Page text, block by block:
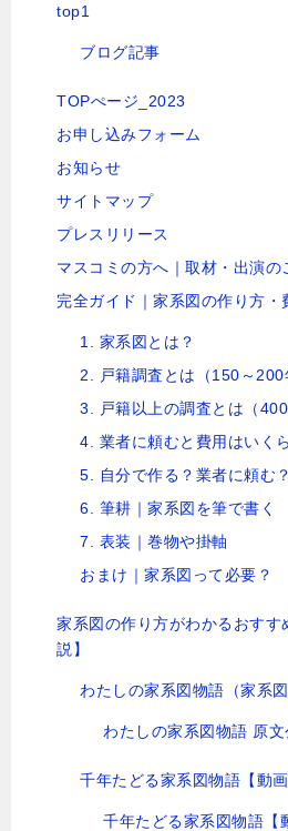
top1
ブログ記事
TOPぺージ_2023
お申し込みフォーム
お知らせ
サイトマップ
プレスリリース
マスコミの方へ｜取材・出演の
完全ガイド｜家系図の作り方・
1. 家系図とは？
2. 戸籍調査とは（150～200
3. 戸籍以上の調査とは（400
4. 業者に頼むと費用はいく
5. 自分で作る？業者に頼む？
6. 筆耕｜家系図を筆で書く
7. 表装｜巻物や掛軸
おまけ｜家系図って必要？
家系図の作り方がわかるおすす
説】
わたしの家系図物語（家系図
わたしの家系図物語 原文
千年たどる家系図物語【動画
千年たどる家系図物語【